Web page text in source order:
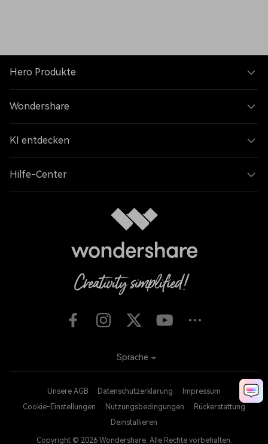
Hero Produkte
Wondershare
KI entdecken
Hilfe-Center
Unsere AGB Datenschutzerklärung
Impressum
Cookie-Einstellungen
Nutzungsbedingungen
Rückerstattung
Deinstallieren
Copyright © 2026 Wondershare. Alle Rechte vorbehalten.
Sprache